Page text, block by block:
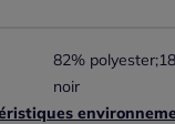
82%
noir